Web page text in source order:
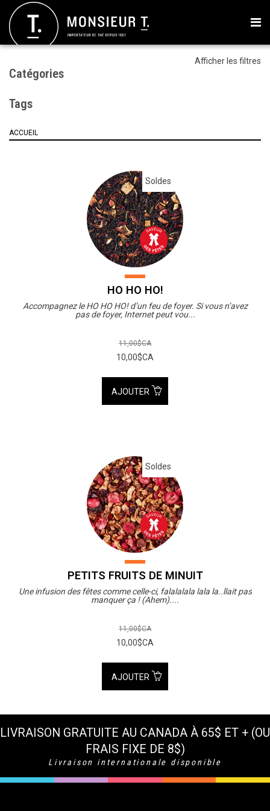
Afficher les filtres
Catégories
Tags
ACCUEIL
Soldes
HO HO HO!
Accompagnez le HO HO HO! d’un feu de foyer. Si vous n’avez
pas de foyer, Internet peut vou...
11,00$CA
10,00$CA
AJOUTER
Soldes
PETITS FRUITS DE MINUIT
Une infusion des fêtes comme celle-ci, falalalala lala la..llait pas
manquer ça ! (Ahem)....
11,00$CA
10,00$CA
AJOUTER
LIVRAISON GRATUITE AU CANADA À 65$ ET + (OU
FRAIS FIXE DE 8$)
Livraison internationale disponible